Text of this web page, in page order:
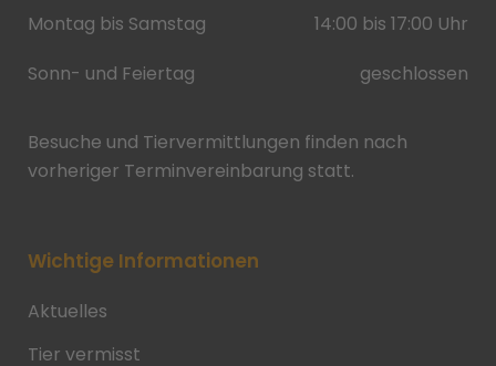
Montag bis Samstag
14:00 bis 17:00 Uhr
Sonn- und Feiertag
geschlossen
Besuche und Tiervermittlungen finden nach
vorheriger Terminvereinbarung statt.
Wichtige Informationen
Aktuelles
Tier vermisst